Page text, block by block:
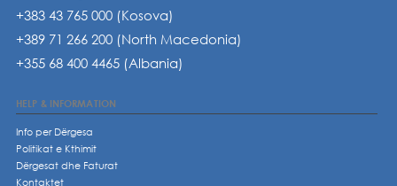
+383 43 765 000 (Kosova)
+389 71 266 200 (North Macedonia)
+355 68 400 4465 (Albania)
HELP & INFORMATION
Info per Dërgesa
Politikat e Kthimit
Dërgesat dhe Faturat
Kontaktet